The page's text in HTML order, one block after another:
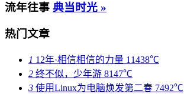
流年往事 典当时光 »
热门文章
1 12年·相信相信的力量 11438℃
2 终不似，少年游 8147℃
3 使用Linux为电脑焕发第二春 7492℃